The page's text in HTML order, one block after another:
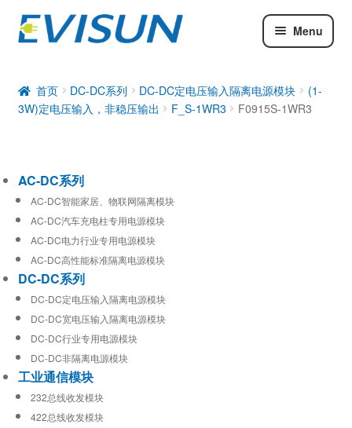
Menu
DC-DC系列
工业通信模块
首页 DC-DC系列 DC-DC定电压输入隔离电源模块
(1-
3W)定电压输入，非稳压输出
F_S-1WR3 F0915S-1WR3
AC-DC系列
AC-DC智能家居、物联网隔离模块
AC-DC汽车充电柱专用电源模块
AC-DC电力行业专用电源模块
AC-DC高性能标准隔离电源模块
DC-DC系列
DC-DC定电压输入隔离电源模块
DC-DC宽电压输入隔离电源模块
DC-DC行业专用电源模块
DC-DC非隔离电源模块
工业通信模块
232总线收发模块
422总线收发模块